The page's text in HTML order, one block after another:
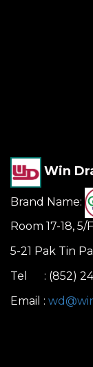
Win
Brand Name:
Room 17-18,
5-21 Pak Tin
Tel : (852)
Email :